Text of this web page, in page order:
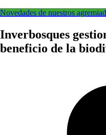
Novedades de nuestros
Inverbosques
beneficio de la